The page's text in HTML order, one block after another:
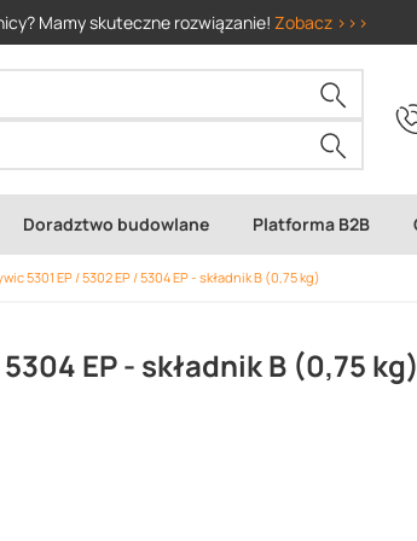
Mamy skuteczne rozwiązanie! Zobacz >>>
Doradztwo budowlane Platforma B2B
5301 EP / 5302 EP / 5304 EP - składnik B (0,75 kg)
EP - składnik B (0,75 kg)